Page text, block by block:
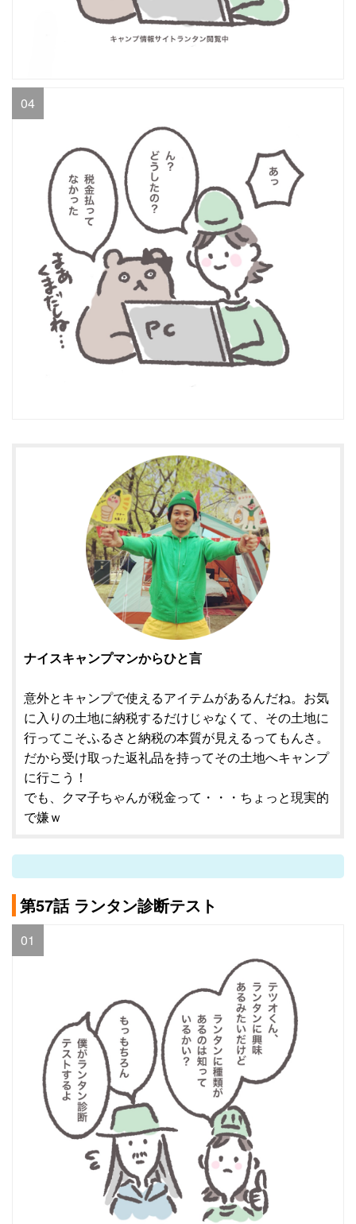
ナイスキャンプマンからひと言
意外とキャンプで使えるアイテムがあるんだね。お気
に入りの土地に納税するだけじゃなくて、その土地に
行ってこそふるさと納税の本質が見えるってもんさ。
だから受け取った返礼品を持ってその土地へキャンプ
に行こう！
でも、クマ子ちゃんが税金って・・・ちょっと現実的
で嫌ｗ
第57話 ランタン診断テスト